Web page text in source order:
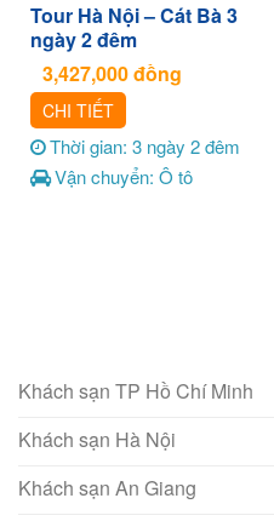
Tour Hà Nội – Cát Bà 3
ngày 2 đêm
3,427,000đồng
CHI TIẾT
Thời gian: 3 ngày 2 đêm
Vận chuyển: Ô tô
Khách sạn TP Hồ Chí Minh
Khách sạn Hà Nội
Khách sạn An Giang